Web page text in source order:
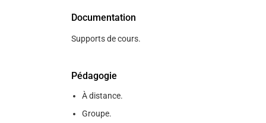
Documentation
Supports de cours.
Pédagogie
À distance.
Groupe.